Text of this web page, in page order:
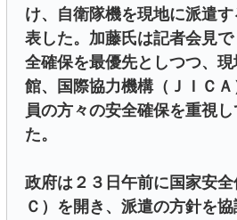
け、自衛隊機を現地に派遣
表した。加藤氏は記者会見
全確保を最優先としつつ、
館、国際協力機構（ＪＩＣ
員の方々の安全確保を重視
た。
政府は２３日午前に国家安
Ｃ）を開き、派遣の方針を